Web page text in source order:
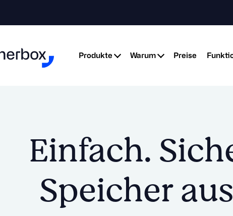
Produkte Warum Preise
Einfach.
Speicher